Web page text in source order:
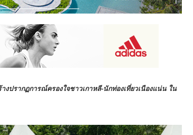
างปรากฏการณ์ครองใจชาวเกาหลี-นักท่องเที่ยวเนืองแน่น ใน